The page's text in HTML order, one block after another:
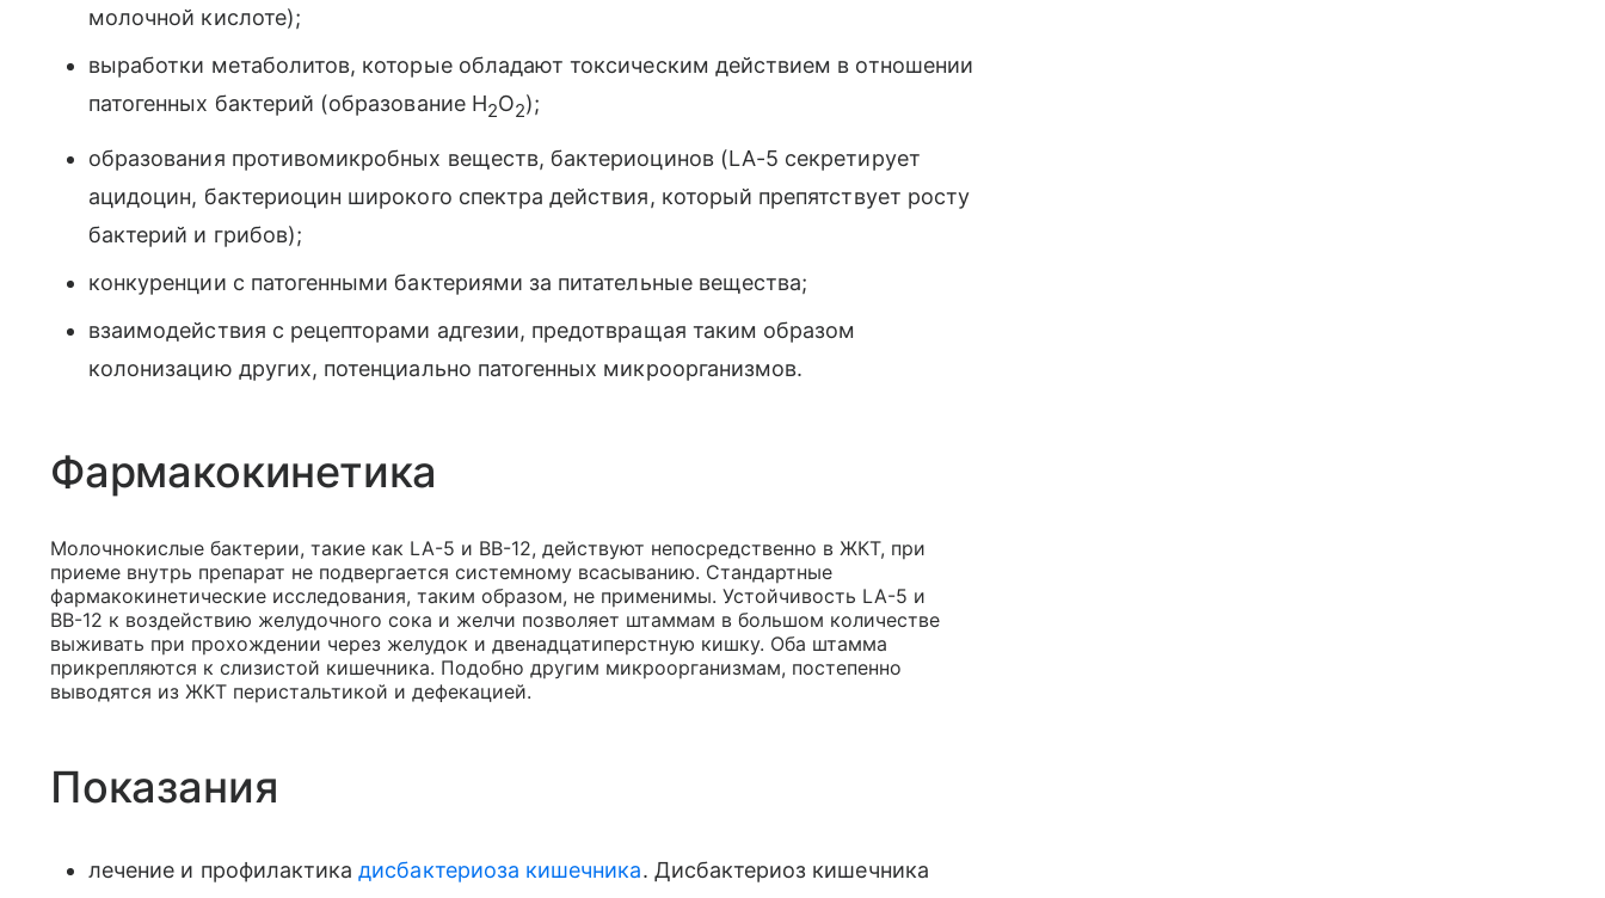
молочной кислоте);
выработки метаболитов, которые обладают токсическим действием в отношении
патогенных бактерий (образование H2O2);
образования противомикробных веществ, бактериоцинов (LA-5 секретирует
ацидоцин, бактериоцин широкого спектра действия, который препятствует росту
бактерий и грибов);
конкуренции с патогенными бактериями за питательные вещества;
взаимодействия с рецепторами адгезии, предотвращая таким образом
колонизацию других, потенциально патогенных микроорганизмов.
Фармакокинетика
Молочнокислые бактерии, такие как LA-5 и ВВ-12, действуют непосредственно в ЖКТ, при
приеме внутрь препарат не подвергается системному всасыванию. Стандартные
фармакокинетические исследования, таким образом, не применимы. Устойчивость LA-5 и
ВВ-12 к воздействию желудочного сока и желчи позволяет штаммам в большом количестве
выживать при прохождении через желудок и двенадцатиперстную кишку. Оба штамма
прикрепляются к слизистой кишечника. Подобно другим микроорганизмам, постепенно
выводятся из ЖКТ перистальтикой и дефекацией.
Показания
лечение и профилактикадисбактериоза кишечника. Дисбактериоз кишечника